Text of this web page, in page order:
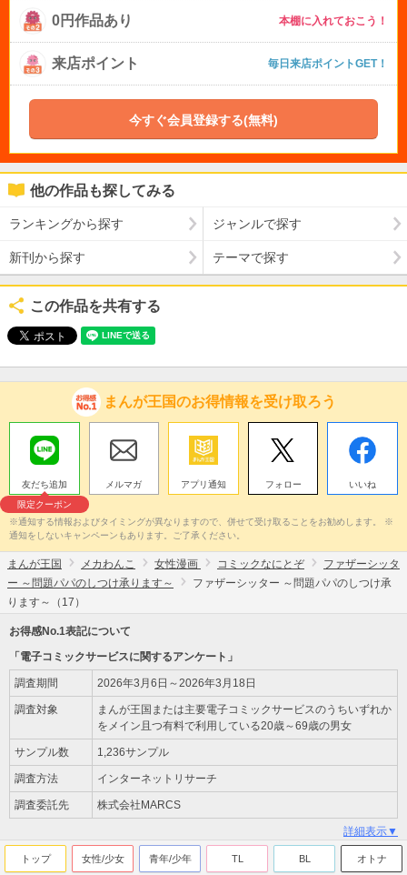
0円作品あり 本棚に入れておこう！
来店ポイント 毎日来店ポイントGET！
今すぐ会員登録する(無料)
他の作品も探してみる
ランキングから探す ジャンルで探す
新刊から探す テーマで探す
この作品を共有する
まんが王国のお得情報を受け取ろう
友だち追加
限定クーポン
メルマガ アプリ通知 フォロー いいね
※通知する情報およびタイミングが異なりますので、併せて受け取ることをお勧めします。 ※
通知をしないキャンペーンもあります。ご了承ください。
まんが王国 メカわんこ 女性漫画 コミックなにとぞ
ファザーシッタ
ー ～問題パパのしつけ承ります～
ファザーシッター ～問題パパのしつけ承
ります～（17）
お得感No.1表記について
「電子コミックサービスに関するアンケート」
調査期間 2026年3月6日～2026年3月18日
調査対象
まんが王国または主要電子コミックサービスのうちいずれか
をメイン且つ有料で利用している20歳～69歳の男女
サンプル数 1,236サンプル
調査方法 インターネットリサーチ
調査委託先 株式会社MARCS
詳細表示▼
トップ 女性/少女 青年/少年 TL BL オトナ